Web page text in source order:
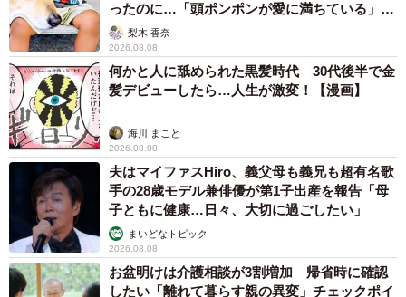
ったのに…「頭ポンポンが愛に満ちている」
「尊…」
梨木 香奈
2026.08.08
何かと人に舐められた黒髪時代 30代後半で金
髪デビューしたら…人生が激変！【漫画】
海川 まこと
2026.08.08
夫はマイファスHiro、義父母も義兄も超有名歌
手の28歳モデル兼俳優が第1子出産を報告「母
子ともに健康…日々、大切に過ごしたい」
まいどなトピック
2026.08.08
お盆明けは介護相談が3割増加 帰省時に確認
したい「離れて暮らす親の異変」チェックポイ